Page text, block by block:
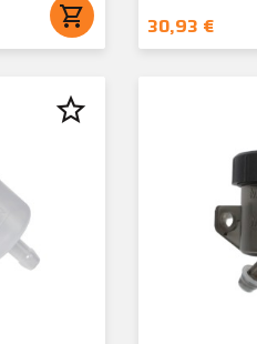
shopping_cart 30,93 €
star_border